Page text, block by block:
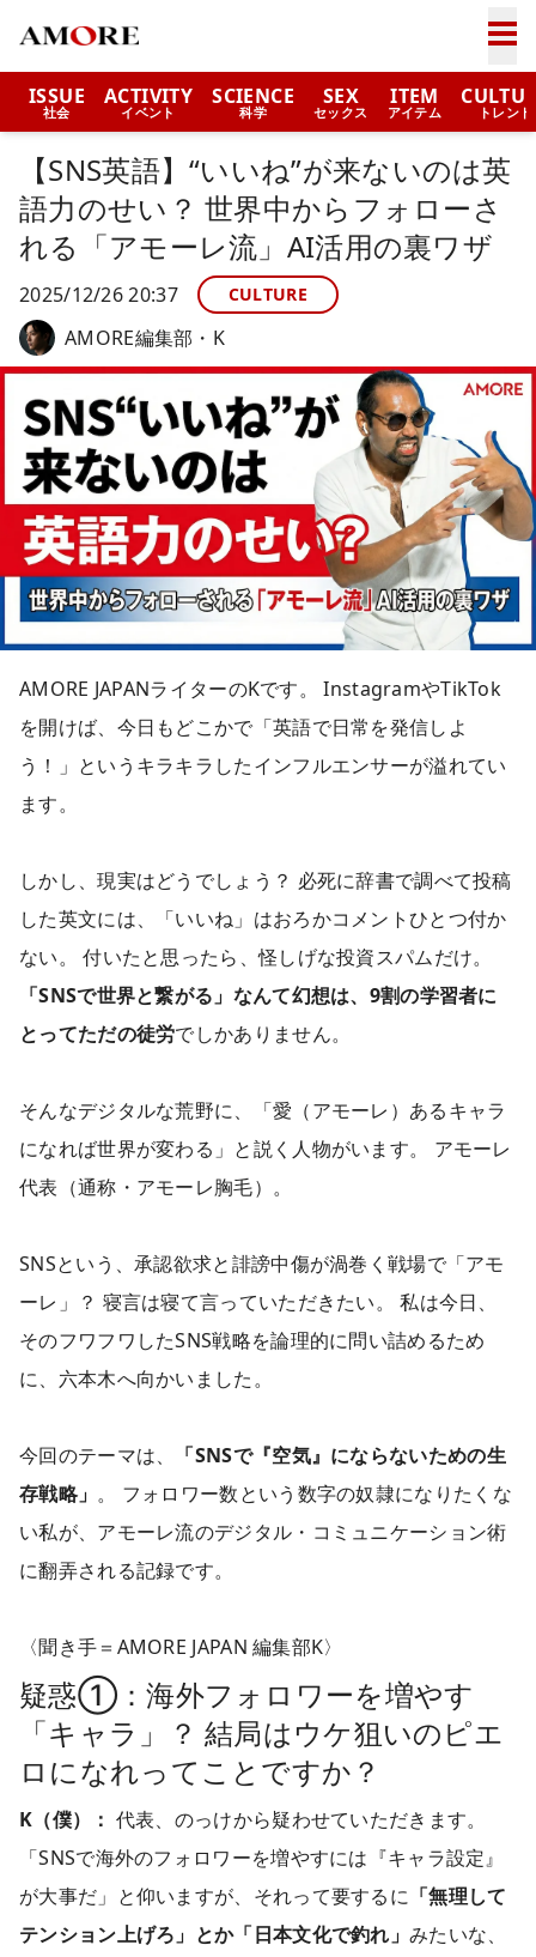
ISSUE
社会
ACTIVITY
イベント
SCIENCE
科学
SEX
セックス
ITEM
アイテム トレンド
【SNS英語】“いいね”が来ないのは英
語力のせい？ 世界中からフォローさ
れる「アモーレ流」AI活用の裏ワザ
2025/12/26 20:37 CULTURE
AMORE編集部・K
AMORE JAPANライターのKです。 InstagramやTikTok
を開けば、今日もどこかで「英語で日常を発信しよ
う！」というキラキラしたインフルエンサーが溢れてい
ます。
しかし、現実はどうでしょう？ 必死に辞書で調べて投稿
した英文には、「いいね」はおろかコメントひとつ付か
ない。 付いたと思ったら、怪しげな投資スパムだけ。
「SNSで世界と繋がる」なんて幻想は、9割の学習者に
とってただの徒労でしかありません。
そんなデジタルな荒野に、「愛（アモーレ）あるキャラ
になれば世界が変わる」と説く人物がいます。 アモーレ
代表（通称・アモーレ胸毛）。
SNSという、承認欲求と誹謗中傷が渦巻く戦場で「アモ
ーレ」？ 寝言は寝て言っていただきたい。 私は今日、
そのフワフワしたSNS戦略を論理的に問い詰めるため
に、六本木へ向かいました。
今回のテーマは、
「SNSで『空気』にならないための生
存戦略」 。 フォロワー数という数字の奴隷になりたくな
い私が、アモーレ流のデジタル・コミュニケーション術
に翻弄される記録です。
〈聞き手＝AMORE JAPAN 編集部K〉
疑惑①：海外フォロワーを増やす
「キャラ」？ 結局はウケ狙いのピエ
ロになれってことですか？
K（僕）： 代表、のっけから疑わせていただきます。
「SNSで海外のフォロワーを増やすには『キャラ設定』
が大事だ」と仰いますが、それって要するに 「無理して
テンション上げろ」とか「日本文化で釣れ」 みたいな、